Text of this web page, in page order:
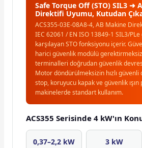
Safe Torque Off (STO) SIL3 ➜
Direktifi Uyumu, Kutudan
ACS355-03E-08A8-4, AB Makine
IEC 62061 / EN ISO 13849-1 SIL3/
karşılayan STO fonksiyonu içerir.
harici güvenlik modülü
terminalleri doğrudan güvenlik
Motor döndürülmeksizin hızlı
stop, koruyucu kapak ve güvenlik
makinelerde standart kullanım.
ACS355 Serisinde 4 kW'ın
0,37–2,2 kW 3 kW